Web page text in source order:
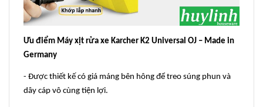
Ưu điểm Máy xịt rửa xe Karcher K2 Universal OJ – Made in
Germany
- Được thiết kế có giá máng bên hông để treo súng phun và
dây cáp vô cùng tiện lợi.